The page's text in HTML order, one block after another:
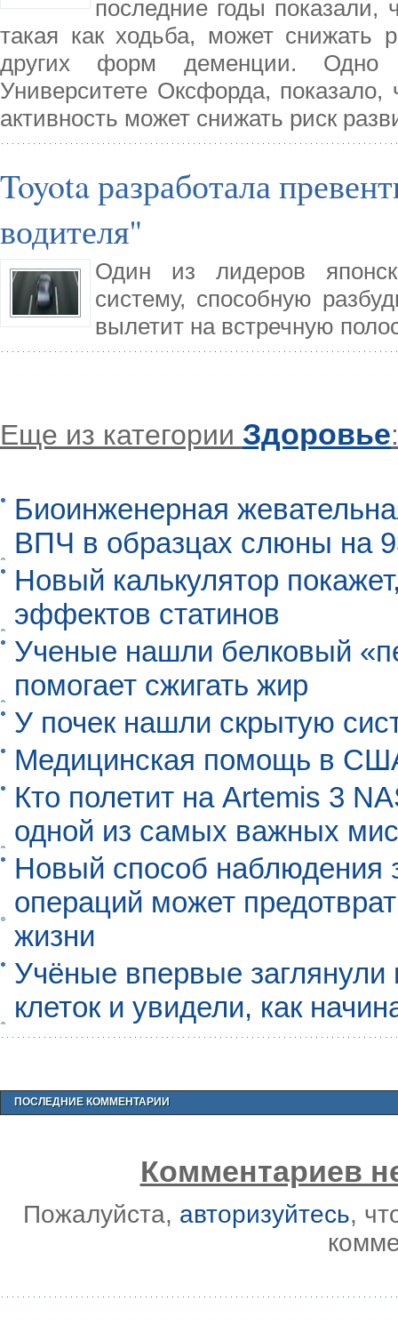
последние годы показали,
такая как ходьба, может снижать
других форм деменции. Одно
Университете Оксфорда, показало,
активность может снижать риск
Toyota разработала
водителя"
Один из лидеров
систему, способную
вылетит на встречную
Еще из категории Здоровье:
Биоинженерная
ВПЧ в образцах слюны на
Новый калькулятор
эффектов статинов
Ученые нашли белковый
помогает сжигать жир
У почек нашли скрытую
Медицинская помощь в
Кто полетит на Artemis 3
одной из самых важных
Новый способ наблюдения
операций может
жизни
Учёные впервые
клеток и увидели, как
ПОСЛЕДНИЕ КОММЕНТАРИИ
Комментариев
Пожалуйста, авторизуйтесь,